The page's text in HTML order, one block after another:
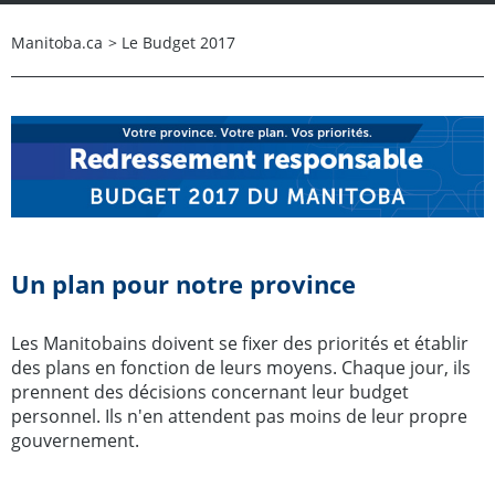
Manitoba.ca > Le Budget 2017
Un plan pour notre province
Les Manitobains doivent se fixer des priorités et établir
des plans en fonction de leurs moyens. Chaque jour, ils
prennent des décisions concernant leur budget
personnel. Ils n'en attendent pas moins de leur propre
gouvernement.